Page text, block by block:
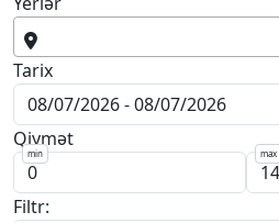
Tarix
Qiymət
min max
Filtr: